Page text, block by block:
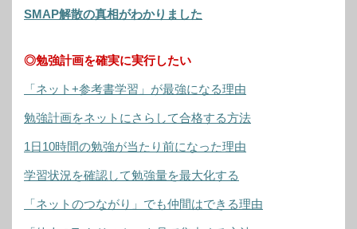
SMAP解散の真相がわかりました
◎勉強計画を確実に実行したい
「ネット+参考書学習」が最強になる理由
勉強計画をネットにさらして合格する方法
1日10時間の勉強が当たり前になった理由
学習状況を確認して勉強量を最大化する
「ネットのつながり」でも仲間はできる理由